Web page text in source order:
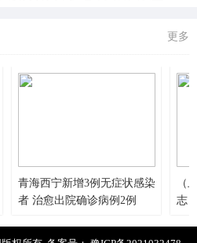
更多
青海西宁新增3例无症状感染
者 治愈出院确诊病例2例
（
志